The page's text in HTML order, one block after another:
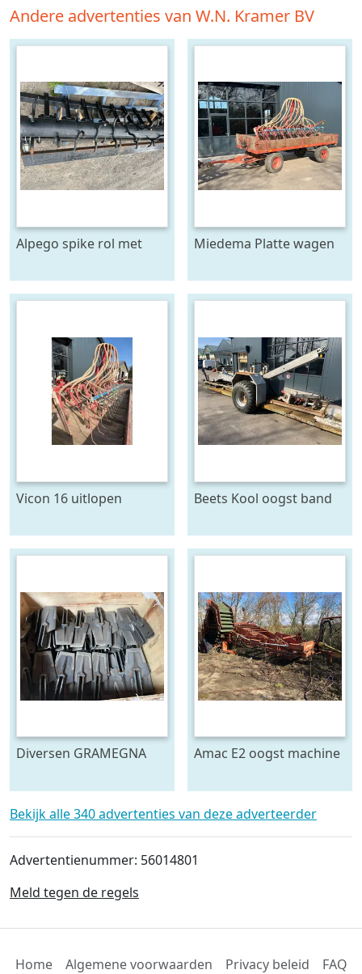
Andere advertenties van W.N. Kramer BV
Alpego spike rol met
Miedema Platte wagen
Vicon 16 uitlopen Beets Kool oogst band
Diversen GRAMEGNA
KRAMER ECO en meer
Spitmachine
Amac E2 oogst machine
Bekijk alle 340 advertenties van deze adverteerder
Advertentienummer: 56014801
Meld tegen de regels
Home Algemene voorwaarden Privacy beleid FAQ